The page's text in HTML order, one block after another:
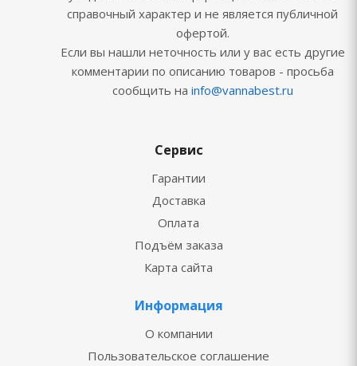
справочный характер и не является публичной
офертой.
Если вы нашли неточность или у вас есть другие
комментарии по описанию товаров - просьба
сообщить на info@vannabest.ru
Сервис
Гарантии
Доставка
Оплата
Подъём заказа
Карта сайта
Информация
О компании
Пользовательское соглашение